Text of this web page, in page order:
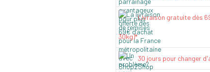
Livraison gratuite dès
30kg)*
30 jours pour changer